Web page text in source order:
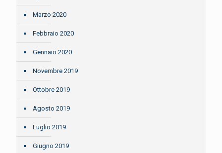
Marzo 2020
Febbraio 2020
Gennaio 2020
Novembre 2019
Ottobre 2019
Agosto 2019
Luglio 2019
Giugno 2019